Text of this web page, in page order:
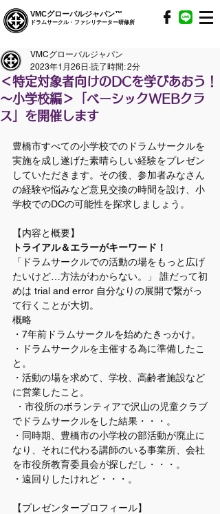
VMCグローバルジャパン™
ドラムサークル・ファシリテーター研修所
＜特定対象者向けのDCを学びあおう！
～小学校編＞「ベーシックWEBクラ
ス」を開催します
VMCグローバルジャパン
2023年1月26日 読了時間: 2分
豊橋市すべての小学校でのドラムサークルを
実施を成し遂げた素晴らしい経験をプレゼン
していただきます。その後、参加者みなさん
の経験や悩みなど意見交換の時間を設け、小
学校でのDCの可能性を探求しましょう。
【内容と概要】
トライアル＆エラーがキーワード！
「ドラムサークルでの活動の場をもっと広げ
たいけど…方法がわからない。」 誰だって初
めは trial and error 自分なりの展開で繋がっ
て行くことが大切。
概略
・7年前ドラムサークルを始めたきっかけ。
・ドラムサークルを主催する為に準備したこ
と。
・活動の場を求めて、学校、高齢者施設など
に営業したこと。
でドラムサークルをした結果・・・。
・同時期、豊橋市の小学校の部活動が廃止に
なり、それに代わる講師のいる事業所、会社
を市役所教育委員会が探しだし・・・。
・遠回りしたけれど・・・。
【プレゼンタープロフィール】